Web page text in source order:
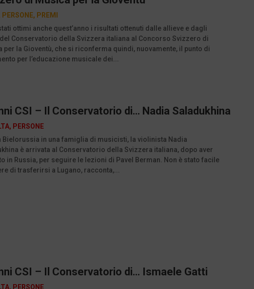
PERSONE, PREMI
ottimi anche quest’anno i risultati ottenuti dalle allieve e dagli
Conservatorio della Svizzera italiana al Concorso Svizzero di
per la Gioventù, che si riconferma quindi, nuovamente, il punto di
per l’educazione musicale dei...
CSI – Il Conservatorio di… Nadia Saladukhina
, PERSONE
Bielorussia in una famiglia di musicisti, la violinista Nadia
è arrivata al Conservatorio della Svizzera italiana, dopo aver
in Russia, per seguire le lezioni di Pavel Berman. Non è stato facile
di trasferirsi a Lugano, racconta,...
CSI – Il Conservatorio di… Ismaele Gatti
, PERSONE